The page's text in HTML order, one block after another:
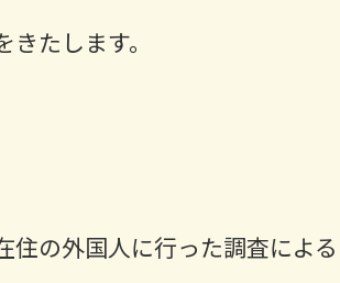
たします。
住の外国人に行った調査によ